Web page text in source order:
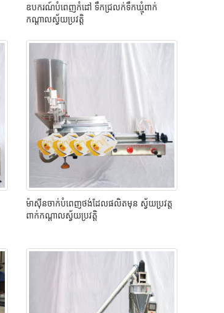
ឧបករណ៍បំពេញកំដៅ ទឹកជ្រលក់ទឹកឃ្មុំពាក់
កណ្តាលស្វ័យប្រវត្តិ
ម៉ាស៊ីនចាក់បំពេញថង់ដែលផលិតមុន ស្វ័យប្រវត្ត
ពាក់កណ្តាលស្វ័យប្រវត្តិ